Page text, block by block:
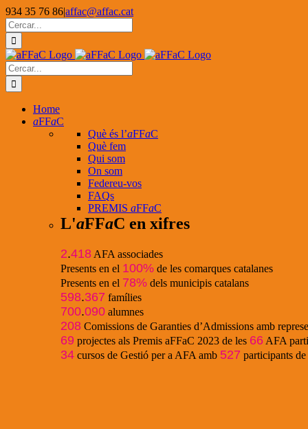
Skip
to
content
934 35 76 86|affac@affac.cat
Facebook
X
YouTube
Cerca
…
Cerca
…
Home
aFFaC
Què és l’aFFaC
Què fem
Qui som
On som
Federeu-vos
FAQs
PREMIS aFFaC
L'aFFaC en xifres
2.418 AFA associades
Presents en el 100% de les comarques catalanes
Presents en el 78% dels municipis catalans
598.367 famílies
700.090 alumnes
208 Comissions de Garanties d’Admissions amb
69 projectes als Premis aFFaC 2023 de les 66 AFA
34 cursos de Gestió per a AFA amb 527 participants de